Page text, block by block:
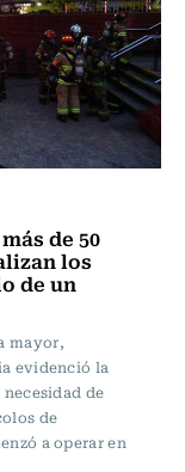
de 50
los
de un
mayor,
evidenció la
de
de
a operar en